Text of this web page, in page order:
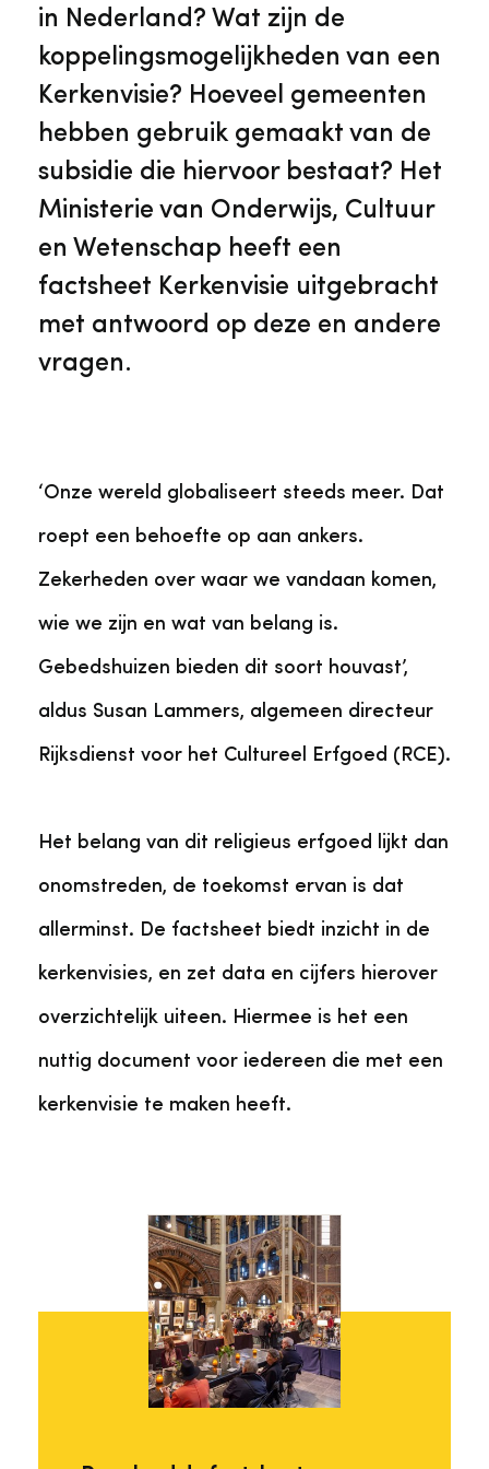
Museumplatform Zuid-Holland
Collectiebeheer
Geschiedenis van Zuid-Holland
Ervenconsulent
Veelgestelde vragen
Ons team
Over de Monumentenwacht
Voorpagina Monumentenwacht
Jaarstukken
Vacatures
Tarieven
Algemene voorwaarden
Bekijk meer over ons
in Nederland? Wat zijn de
koppelingsmogelijkheden van een
Kerkenvisie? Hoeveel gemeenten
hebben gebruik gemaakt van de
subsidie die hiervoor bestaat? Het
Ministerie van Onderwijs, Cultuur
en Wetenschap heeft een
factsheet Kerkenvisie uitgebracht
met antwoord op deze en andere
vragen.
‘Onze wereld globaliseert steeds meer. Dat
roept een behoefte op aan ankers.
Zekerheden over waar we vandaan komen,
wie we zijn en wat van belang is.
Gebedshuizen bieden dit soort houvast’,
aldus Susan Lammers, algemeen directeur
Rijksdienst voor het Cultureel Erfgoed (RCE).
Het belang van dit religieus erfgoed lijkt dan
onomstreden, de toekomst ervan is dat
allerminst. De factsheet biedt inzicht in de
kerkenvisies, en zet data en cijfers hierover
overzichtelijk uiteen. Hiermee is het een
nuttig document voor iedereen die met een
kerkenvisie te maken heeft.